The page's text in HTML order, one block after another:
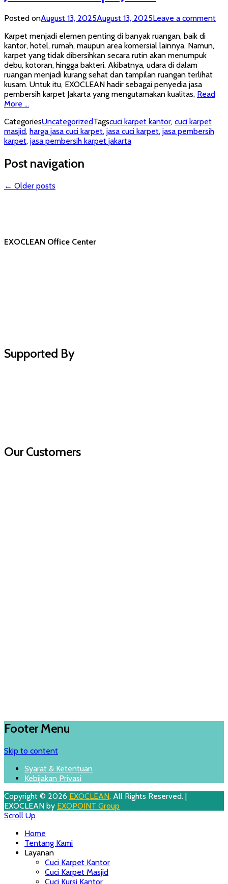
Posted onAugust 13, 2025August 13, 2025Leave a comment
Karpet menjadi elemen penting di banyak ruangan, baik di
kantor, hotel, rumah, maupun area komersial lainnya. Namun,
karpet yang tidak dibersihkan secara rutin akan menumpuk
debu, kotoran, hingga bakteri. Akibatnya, udara di dalam
ruangan menjadi kurang sehat dan tampilan ruangan terlihat
kusam. Untuk itu, EXOCLEAN hadir sebagai penyedia jasa
pembersih karpet Jakarta yang mengutamakan kualitas, Read
More …
CategoriesUncategorizedTagscuci karpet kantor, cuci karpet
masjid, harga jasa cuci karpet, jasa cuci karpet, jasa pembersih
karpet, jasa pembersih karpet jakarta
Post navigation
← Older posts
EXOCLEAN Office Center
Supported By
Our Customers
Footer Menu
Skip to content
Syarat & Ketentuan
Kebijakan Privasi
Copyright © 2026 EXOCLEAN. All Rights Reserved. |
EXOCLEAN by EXOPOINT Group
Scroll Up
Home
Tentang Kami
Layanan
Cuci Karpet Kantor
Cuci Karpet Masjid
Cuci Kursi Kantor